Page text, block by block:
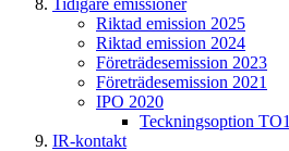
Riktad emission 2025
Riktad emission 2024
Företrädesemission 2023
Företrädesemission 2021
IPO 2020
Teckningsoption TO1
IR-kontakt